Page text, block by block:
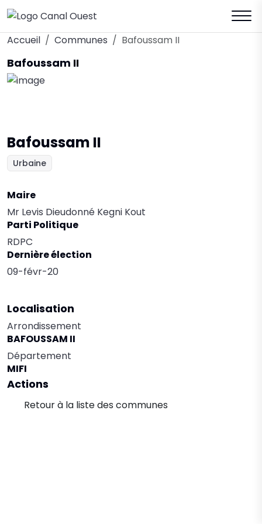
Accueil Communes Bafoussam II
Bafoussam II
Bafoussam II
Urbaine
Maire
Mr Levis Dieudonné Kegni Kout
Parti Politique
RDPC
Dernière élection
09-févr-20
Localisation
Arrondissement
BAFOUSSAM II
Département
MIFI
Actions
Retour à la liste des communes